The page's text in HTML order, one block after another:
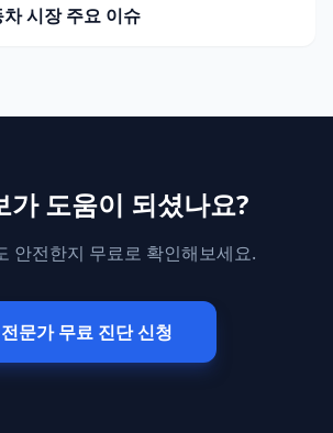
시장 주요 이슈
가 도움이 되셨나요?
안전한지 무료로 확인해보세요.
전문가 무료 진단 신청